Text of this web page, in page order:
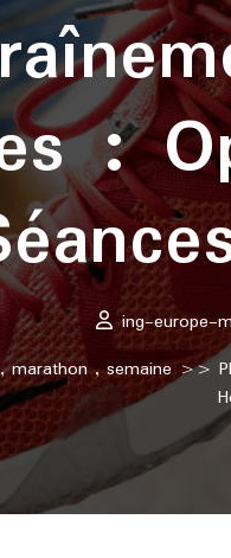
:
ing-europe-
marathon,semaine>>